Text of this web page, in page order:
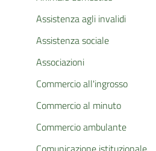
Assistenza agli invalidi
Assistenza sociale
Associazioni
Commercio all'ingrosso
Commercio al minuto
Commercio ambulante